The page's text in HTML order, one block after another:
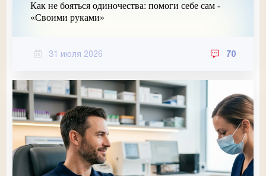
Как не бояться одиночества: помоги себе сам -
«Своими руками»
31 июля 2026 70